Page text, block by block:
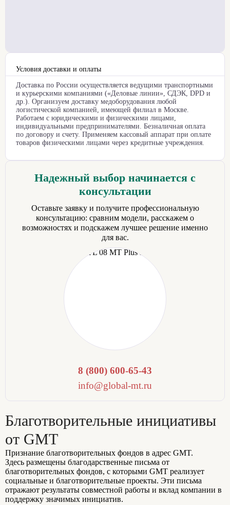
Условия доставки и оплаты
Доставка по России осуществляется ведущими транспортными
и курьерскими компаниями («Деловые линии», СДЭК, DPD и
др.). Организуем доставку медоборудования любой
логистической компанией, имеющей филиал в Москве.
Работаем с юридическими и физическими лицами,
индивидуальными предпринимателями. Безналичная оплата
по договору и счету. Применяем кассовый аппарат при оплате
товаров физическими лицами через кредитные учреждения.
Надежный выбор начинается с
консультации
Оставьте заявку и получите профессиональную
консультацию: сравним модели, расскажем о
возможностях и подскажем лучшее решение именно
для вас.
8 (800) 600-65-43
info@global-mt.ru
Благотворительные инициативы
от GMT
Признание благотворительных фондов в адрес GMT.
Здесь размещены благодарственные письма от
благотворительных фондов, с которыми GMT реализует
социальные и благотворительные проекты. Эти письма
отражают результаты совместной работы и вклад компании в
поддержку значимых инициатив.